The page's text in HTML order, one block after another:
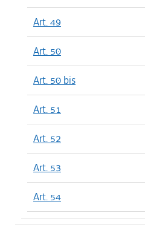
Art. 49
Art. 50
Art. 50 bis
Art. 51
Art. 52
Art. 53
Art. 54